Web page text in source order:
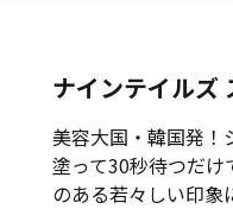
ナインテイルズ
美容大国・韓国発！
塗って30秒待つだ
のある若々しい印象